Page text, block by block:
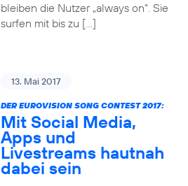
bleiben die Nutzer „always on“. Sie
surfen mit bis zu […]
13. Mai 2017
DER EUROVISION SONG CONTEST 2017:
Mit Social Media,
Apps und
Livestreams hautnah
dabei sein